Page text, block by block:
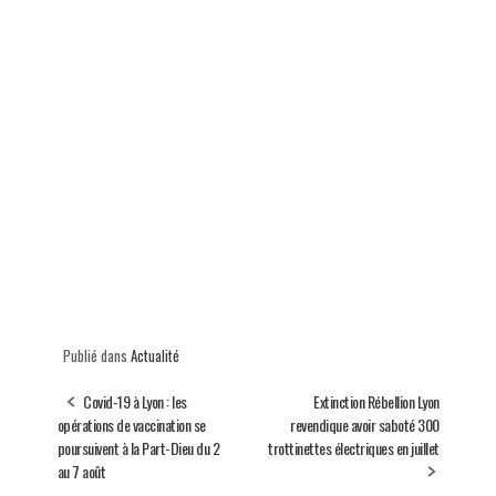
Publié dans Actualité
Covid-19 à Lyon : les
opérations de vaccination se
poursuivent à la Part-Dieu du 2
au 7 août
Extinction Rébellion Lyon
revendique avoir saboté 300
trottinettes électriques en juillet